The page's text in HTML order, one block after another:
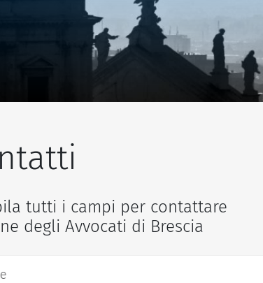
tutti i campi per contattare
degli Avvocati di Brescia